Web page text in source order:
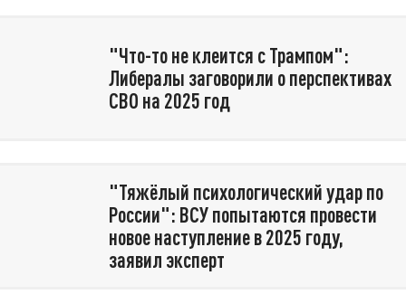
"Что-то не клеится с Трампом":
Либералы заговорили о перспективах
СВО на 2025 год
"Тяжёлый психологический удар по
России": ВСУ попытаются провести
новое наступление в 2025 году,
заявил эксперт